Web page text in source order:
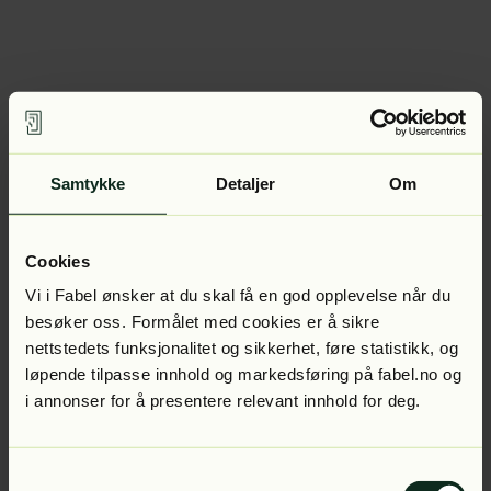
Samtykke Detaljer Om
Cookies
Vi i Fabel ønsker at du skal få en god opplevelse når du
besøker oss. Formålet med cookies er å sikre
nettstedets funksjonalitet og sikkerhet, føre statistikk, og
løpende tilpasse innhold og markedsføring på fabel.no og
i annonser for å presentere relevant innhold for deg.